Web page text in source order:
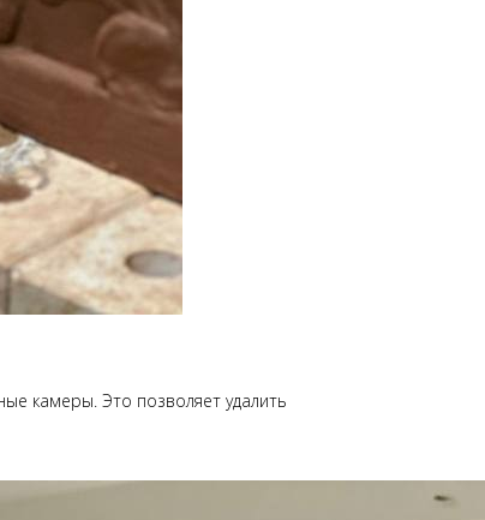
камеры. Это позволяет удалить